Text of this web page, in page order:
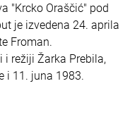
"Krcko Oraščić" pod
je izvedena 24. aprila
Froman.
i režiji Žarka Prebila,
i 11. juna 1983.